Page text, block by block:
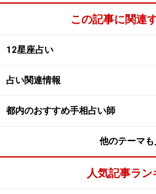
この記事に関連
12星座占い
占い関連情報
都内のおすすめ手相占い師
他のテーマも
人気記事ラン